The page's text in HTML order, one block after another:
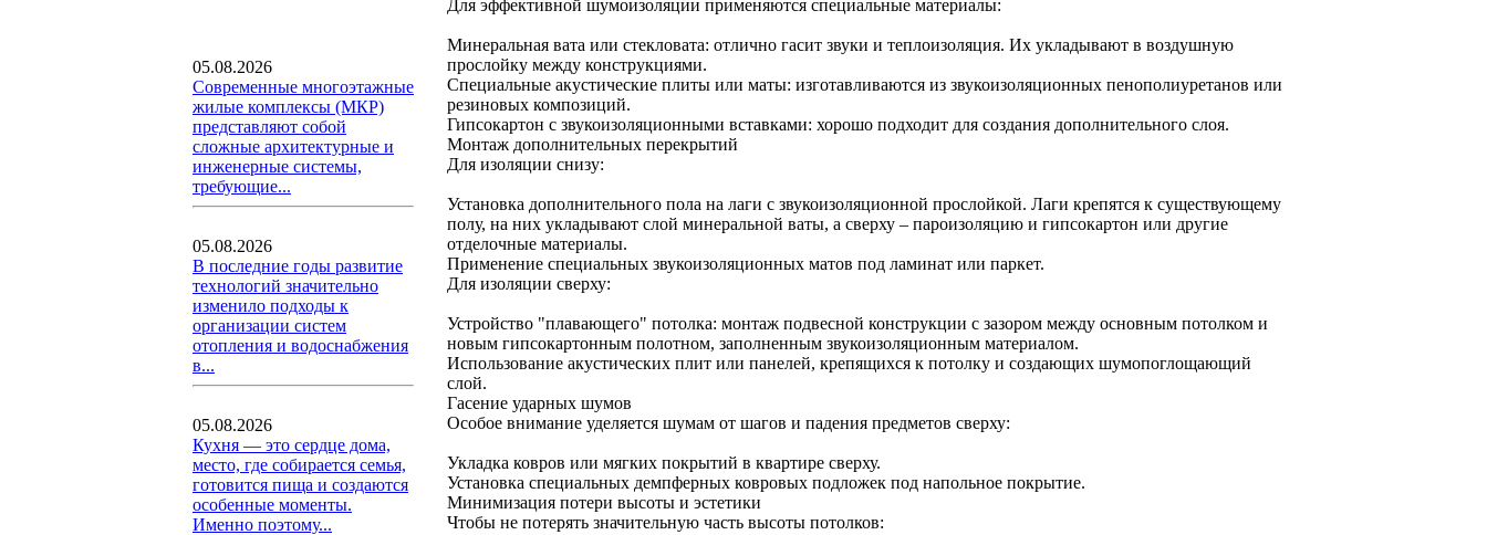
05.08.2026
Современные многоэтажные
жилые комплексы (МКР)
представляют собой
сложные архитектурные и
инженерные системы,
требующие...
05.08.2026
В последние годы развитие
технологий значительно
изменило подходы к
организации систем
отопления и водоснабжения
в...
05.08.2026
Кухня — это сердце дома,
место, где собирается семья,
готовится пища и создаются
особенные моменты.
Именно поэтому...
Для эффективной шумоизоляции применяются специальные материалы:
Минеральная вата или стекловата: отлично гасит звуки и теплоизоляция. Их укладывают в воздушную
прослойку между конструкциями.
Специальные акустические плиты или маты: изготавливаются из звукоизоляционных пенополиуретанов или
резиновых композиций.
Гипсокартон с звукоизоляционными вставками: хорошо подходит для создания дополнительного слоя.
Монтаж дополнительных перекрытий
Для изоляции снизу:
Установка дополнительного пола на лаги с звукоизоляционной прослойкой. Лаги крепятся к существующему
полу, на них укладывают слой минеральной ваты, а сверху – пароизоляцию и гипсокартон или другие
отделочные материалы.
Применение специальных звукоизоляционных матов под ламинат или паркет.
Для изоляции сверху:
Устройство "плавающего" потолка: монтаж подвесной конструкции с зазором между основным потолком и
новым гипсокартонным полотном, заполненным звукоизоляционным материалом.
Использование акустических плит или панелей, крепящихся к потолку и создающих шумопоглощающий
слой.
Гасение ударных шумов
Особое внимание уделяется шумам от шагов и падения предметов сверху:
Укладка ковров или мягких покрытий в квартире сверху.
Установка специальных демпферных ковровых подложек под напольное покрытие.
Минимизация потери высоты и эстетики
Чтобы не потерять значительную часть высоты потолков: